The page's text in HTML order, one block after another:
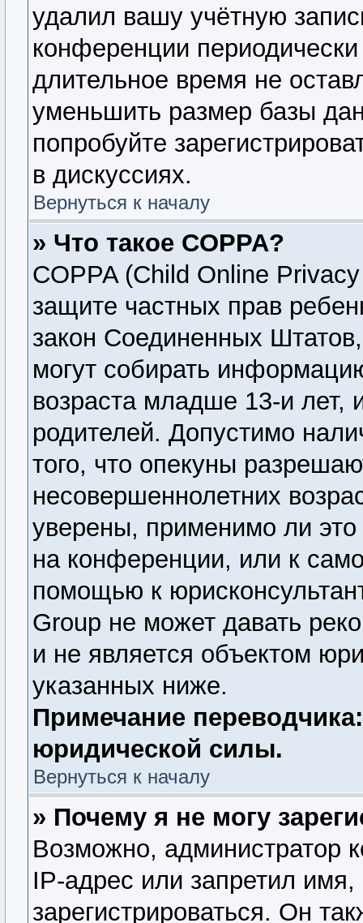
удалил вашу учётную
конференции
длительное время не
уменьшить размер базы
попробуйте
в дискуссиях.
Вернуться к началу
» Что такое COPPA?
COPPA (Child Online
защите частных прав
закон Соединенных
могут собирать
возраста младше 13-и лет,
родителей. Допустимо
того, что опекуны
несовершеннолетних
уверены, применимо ли
на конференции, или к
помощью к
Group не может давать
и не является объектом
указанных ниже.
Примечание
юридической силы.
Вернуться к началу
» Почему я не могу
Возможно, администратор
IP-адрес или запретил
зарегистрироваться. Он